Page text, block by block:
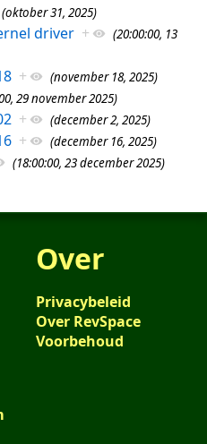
(oktober 31, 2025)
driver +
(20:00:00, 13
+ (november 18, 2025)
29 november 2025)
+ (december 2, 2025)
+ (december 16, 2025)
(18:00:00, 23 december 2025)
Over
Privacybeleid
Over RevSpace
Voorbehoud